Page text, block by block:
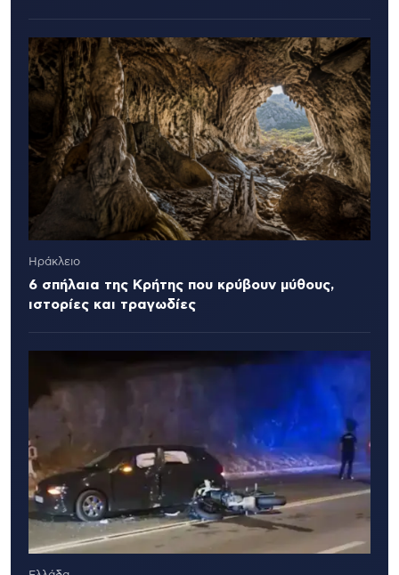
Ηράκλειο
6 σπήλαια της Κρήτης που κρύβουν μύθους,
ιστορίες και τραγωδίες